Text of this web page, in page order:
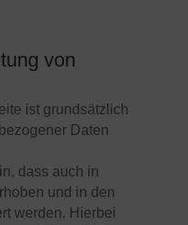
von
ist grundsätzlich
Daten
dass auch in
und in den
werden. Hierbei